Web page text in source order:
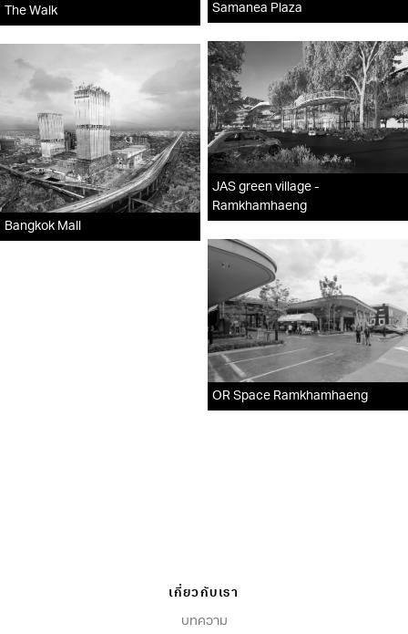
The Walk Samanea Plaza
JAS green village -
Ramkhamhaeng
Bangkok Mall
OR Space Ramkhamhaeng
เกี่ยวกับเรา
บทความ